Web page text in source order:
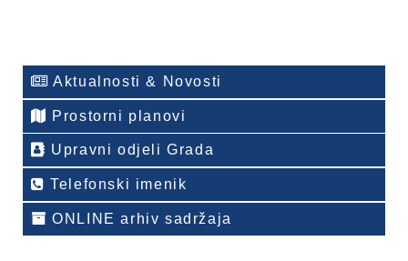
Aktualnosti & Novosti
Prostorni planovi
Upravni odjeli Grada
Telefonski imenik
ONLINE arhiv sadržaja